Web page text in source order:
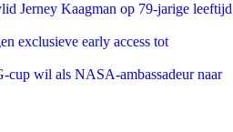
Jerney Kaagman op 79-jarige leeftijd
exclusieve early access tot
cup wil als NASA-ambassadeur naar